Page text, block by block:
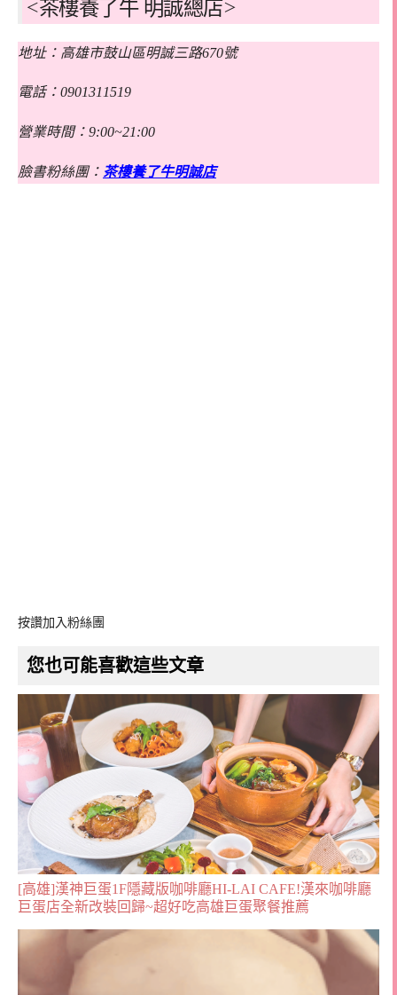
<茶樓養了牛 明誠總店>
地址：高雄市鼓山區明誠三路670號
電話：0901311519
營業時間：9:00~21:00
臉書粉絲團： 茶樓養了牛明誠店
按讚加入粉絲團
您也可能喜歡這些文章
[高雄]漢神巨蛋1F隱藏版咖啡廳HI-LAI CAFE!漢來咖啡廳
巨蛋店全新改裝回歸~超好吃高雄巨蛋聚餐推薦